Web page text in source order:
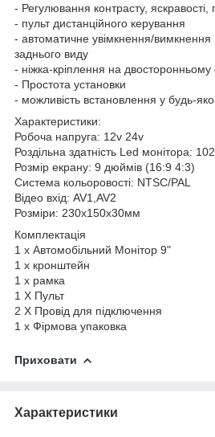
- Регулювання контрасту, яскравості,
- пульт дистанційного керування
- автоматичне увімкнення/
заднього виду
- ніжка-кріплення на двосторонньому
- Простота установки
- можливість встановлення у будь-
Характеристики:
Робоча напруга: 12v 24v
Роздільна здатність Led монітора:
Розмір екрану: 9 дюймів (16:9 4:3)
Система кольоровості: NTSC/PAL
Відео вхід: AV1,AV2
Розміри: 230х150x30мм
Комплектація
1 х Автомобільний Монітор 9"
1 х кронштейн
1 x рамка
1 X Пульт
2 X Провід для підключення
1 x Фірмова упаковка
Приховати
Характеристики